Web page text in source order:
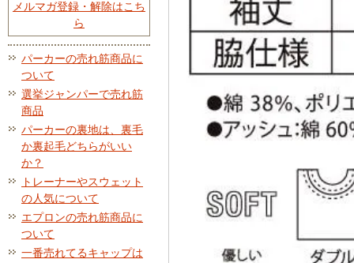
メルマガ登録・解除はこち
ら
パーカーの売れ筋商品に
ついて
選挙ジャンパーで売れ筋
商品
パーカーの裏地は、裏毛
か裏起毛どちらがいい
か？
トレーナーやスウェット
の人気について
エプロンの売れ筋商品に
ついて
一番売れてるキャップは